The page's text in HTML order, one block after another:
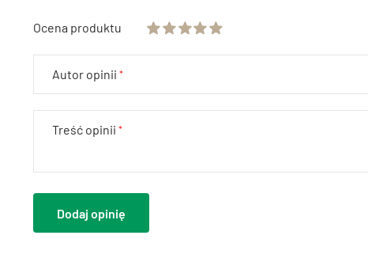
Ocena produktu
Autor opinii
Treść opinii
Dodaj opinię